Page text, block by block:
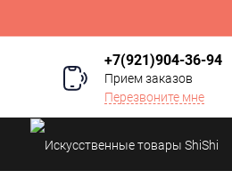
+7(921)904-36-94
Прием заказов
Перезвоните мне